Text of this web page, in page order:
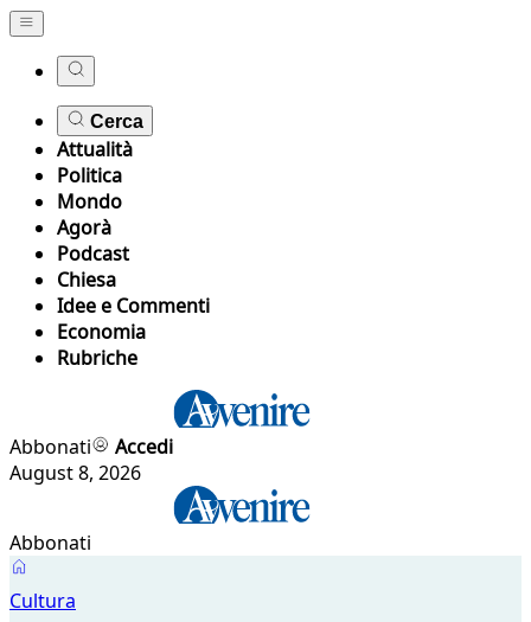
Cerca
Attualità
Politica
Mondo
Agorà
Podcast
Chiesa
Idee e Commenti
Economia
Rubriche
Abbonati
Accedi
August 8, 2026
Abbonati
Cultura